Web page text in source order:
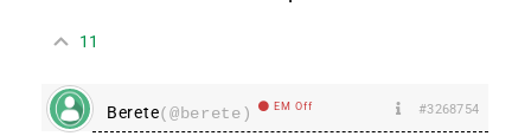
11
Berete(@berete) EM Off #3268754